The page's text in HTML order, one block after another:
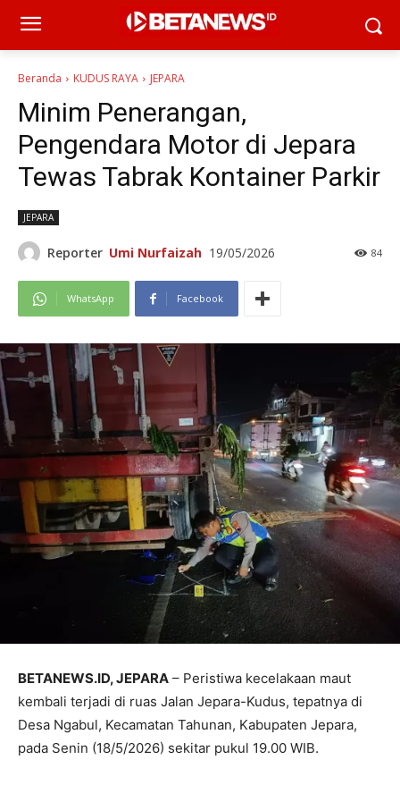
Beranda KUDUS RAYA JEPARA
Minim Penerangan,
Pengendara Motor di Jepara
Tewas Tabrak Kontainer Parkir
JEPARA
Reporter Umi Nurfaizah 19/05/2026 84
WhatsApp Facebook
BETANEWS.ID, JEPARA – Peristiwa kecelakaan maut
kembali terjadi di ruas Jalan Jepara-Kudus, tepatnya di
Desa Ngabul, Kecamatan Tahunan, Kabupaten Jepara,
pada Senin (18/5/2026) sekitar pukul 19.00 WIB.